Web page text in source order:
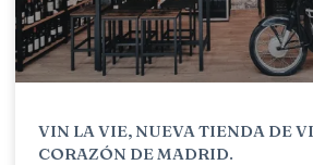
VIN LA VIE, NUEVA TIENDA DE
CORAZÓN DE MADRID.